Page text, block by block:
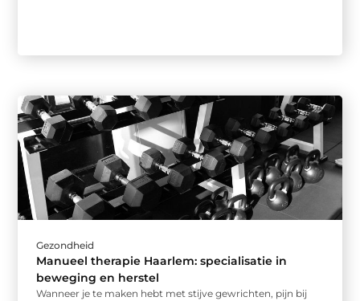
Gezondheid
Manueel therapie Haarlem: specialisatie in
beweging en herstel
Wanneer je te maken hebt met stijve gewrichten, pijn bij